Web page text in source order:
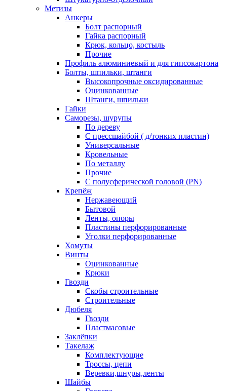
Метизы
Анкеры
Болт распорный
Гайка распорный
Крюк, кольцо, костыль
Прочие
Профиль алюминиевый и для гипсокартона
Болты, шпильки, штанги
Высокопрочные оксидированные
Оцинкованные
Штанги, шпильки
Гайки
Саморезы, шурупы
По дереву
С прессшайбой ( д/тонких пластин)
Универсальные
Кровельные
По металлу
Прочие
С полусферической головой (PN)
Крепёж
Нержавеющий
Бытовой
Ленты, опоры
Пластины перфорированные
Уголки перфорированные
Хомуты
Винты
Оцинкованные
Крюки
Гвозди
Скобы строительные
Строительные
Дюбеля
Гвозди
Пластмасовые
Заклёпки
Такелаж
Комплектующие
Троссы, цепи
Веревки,шнуры,ленты
Шайбы